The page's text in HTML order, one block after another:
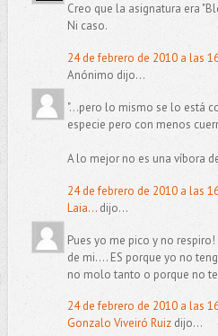
Creo que la asignatura era
Ni caso.
24 de febrero de 2010 a las
Anónimo dijo...
"...pero lo mismo se lo está
especie pero con menos
A lo mejor no es una víbora
24 de febrero de 2010 a las
Laia...dijo...
Pues yo me pico y no
de mi.... ES porque yo no
no molo tanto o porque no
24 de febrero de 2010 a las
Gonzalo Viveiró Ruizdijo...